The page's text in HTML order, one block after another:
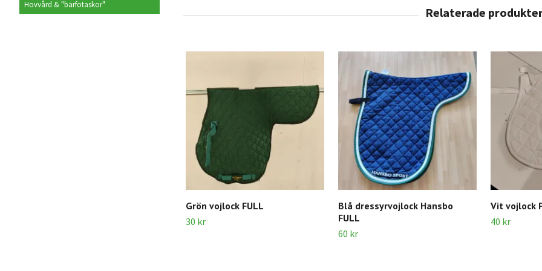
Hovvård & "barfotaskor"
Grön vojlock FULL
30 kr
Blå dressyrvojlock Hansbo
FULL
60 kr
Vit vojlock
40 kr